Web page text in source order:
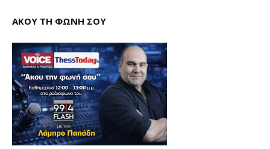
ΑΚΟΥ ΤΗ ΦΩΝΗ ΣΟΥ